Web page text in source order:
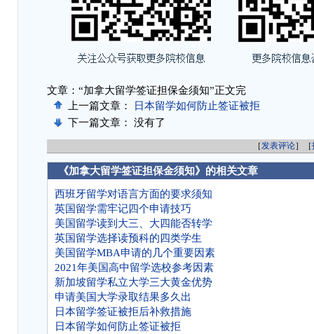
文章：“加拿大留学签证担保金须知”正文完
上一篇文章：
日本留学如何防止签证被拒
下一篇文章： 没有了
［发表评论］［
《加拿大留学签证担保金须知》的相关文章
西班牙留学对语言方面的要求须知
英国留学需牢记四个申请技巧
美国留学读到大三、大四能否转学
英国留学选择读预科的四类学生
美国留学MBA申请的几个重要因素
2021年美国高中留学选校参考因素
新加坡留学私立大学三大黄金优势
申请美国大学录取结果多久出
日本留学签证被拒后补救措施
日本留学如何防止签证被拒